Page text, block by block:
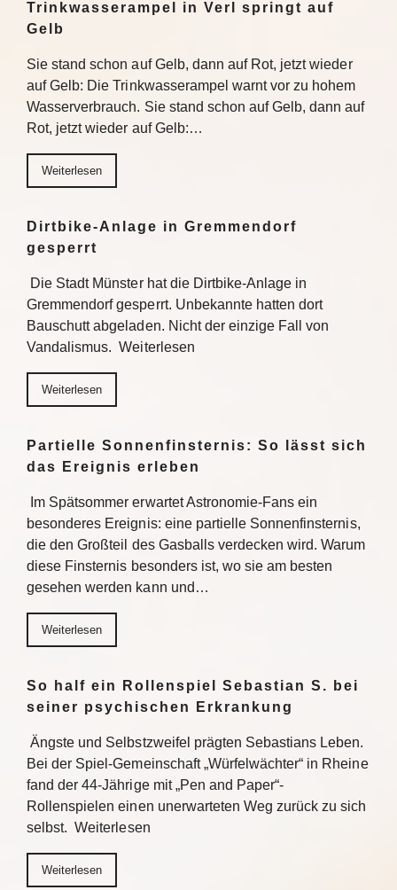
Trinkwasserampel in Verl springt auf
Gelb
Sie stand schon auf Gelb, dann auf Rot, jetzt wieder
auf Gelb: Die Trinkwasserampel warnt vor zu hohem
Wasserverbrauch. Sie stand schon auf Gelb, dann auf
Rot, jetzt wieder auf Gelb:…
Weiterlesen
Dirtbike-Anlage in Gremmendorf
gesperrt
Die Stadt Münster hat die Dirtbike-Anlage in
Gremmendorf gesperrt. Unbekannte hatten dort
Bauschutt abgeladen. Nicht der einzige Fall von
Vandalismus. Weiterlesen
Weiterlesen
Partielle Sonnenfinsternis: So lässt sich
das Ereignis erleben
Im Spätsommer erwartet Astronomie-Fans ein
besonderes Ereignis: eine partielle Sonnenfinsternis,
die den Großteil des Gasballs verdecken wird. Warum
diese Finsternis besonders ist, wo sie am besten
gesehen werden kann und…
Weiterlesen
So half ein Rollenspiel Sebastian S. bei
seiner psychischen Erkrankung
Ängste und Selbstzweifel prägten Sebastians Leben.
Bei der Spiel-Gemeinschaft „Würfelwächter“ in Rheine
fand der 44-Jährige mit „Pen and Paper“-
Rollenspielen einen unerwarteten Weg zurück zu sich
selbst. Weiterlesen
Weiterlesen